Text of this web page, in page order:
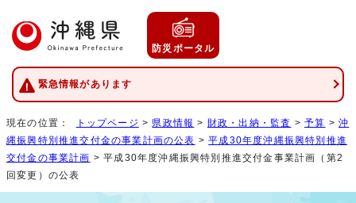
防災ポータル
緊急情報があります
現在の位置： トップページ > 県政情報 > 財政・出納・監査 >予算 >沖
縄振興特別推進交付金の事業計画の公表 >平成30年度沖縄振興特別推進
交付金の事業計画 > 平成30年度沖縄振興特別推進交付金事業計画（第2
回変更）の公表